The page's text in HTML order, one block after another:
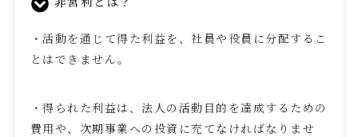
・活動を通じて得た利益を、社員や役員に分配するこ
とはできません。
・得られた利益は、法人の活動目的を達成するための
費用や、次期事業への投資に充てなければなりませ